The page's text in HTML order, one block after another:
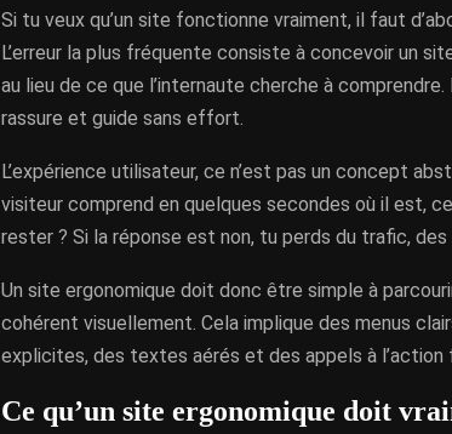
Si tu veux qu’un site fonctionne vraiment, il faut
L’erreur la plus fréquente consiste à concevoir un
au lieu de ce que l’internaute cherche à
rassure et guide sans effort.
L’expérience utilisateur, ce n’est pas un concept
visiteur comprend en quelques secondes où il est,
rester ? Si la réponse est non, tu perds du trafic,
Un site ergonomique doit donc être simple à
cohérent visuellement. Cela implique des menus
explicites, des textes aérés et des appels à l’action
Ce qu’un site ergonomique doit